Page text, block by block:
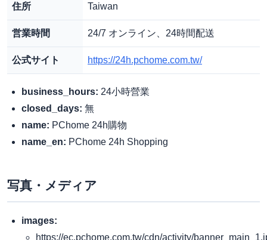
住所 Taiwan
営業時間 24/7 オンライン、24時間配送
公式サイト https://24h.pchome.com.tw/
business_hours: 24小時營業
closed_days: 無
name: PChome 24h購物
name_en: PChome 24h Shopping
写真・メディア
images:
https://ec.pchome.com.tw/cdn/activity/